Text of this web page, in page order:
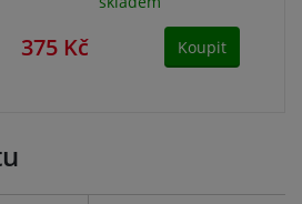
375 Kč Koupit